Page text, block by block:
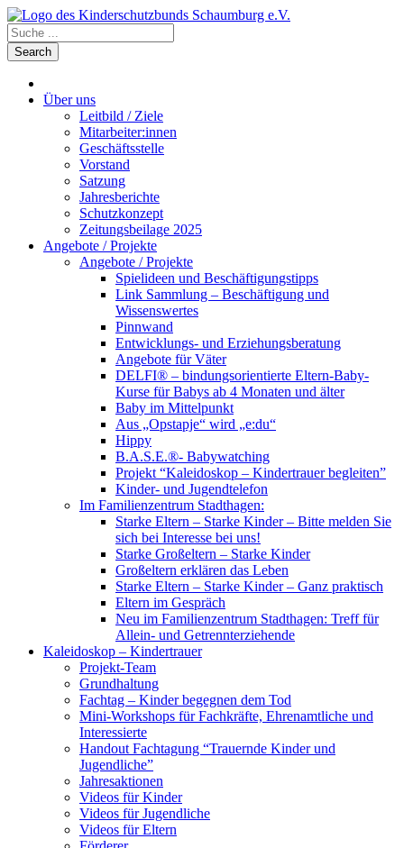
Über uns
Leitbild / Ziele
Mitarbeiter:innen
Geschäftsstelle
Vorstand
Satzung
Jahresberichte
Schutzkonzept
Zeitungsbeilage 2025
Angebote / Projekte
Angebote / Projekte
Spielideen und Beschäftigungstipps
Link Sammlung – Beschäftigung und
Wissenswertes
Pinnwand
Entwicklungs- und Erziehungsberatung
Angebote für Väter
DELFI® – bindungsorientierte Eltern-Baby-
Kurse für Babys ab 4 Monaten und älter
Baby im Mittelpunkt
Aus „Opstapje“ wird „e:du“
Hippy
B.A.S.E.®- Babywatching
Projekt “Kaleidoskop – Kindertrauer begleiten”
Kinder- und Jugendtelefon
Im Familienzentrum Stadthagen:
Starke Eltern – Starke Kinder – Bitte melden Sie
sich bei Interesse bei uns!
Starke Großeltern – Starke Kinder
Großeltern erklären das Leben
Starke Eltern – Starke Kinder – Ganz praktisch
Eltern im Gespräch
Neu im Familienzentrum Stadthagen: Treff für
Allein- und Getrennterziehende
Kaleidoskop – Kindertrauer
Projekt-Team
Grundhaltung
Fachtag – Kinder begegnen dem Tod
Mini-Workshops für Fachkräfte, Ehrenamtliche und
Interessierte
Handout Fachtagung “Trauernde Kinder und
Jugendliche”
Jahresaktionen
Videos für Kinder
Videos für Jugendliche
Videos für Eltern